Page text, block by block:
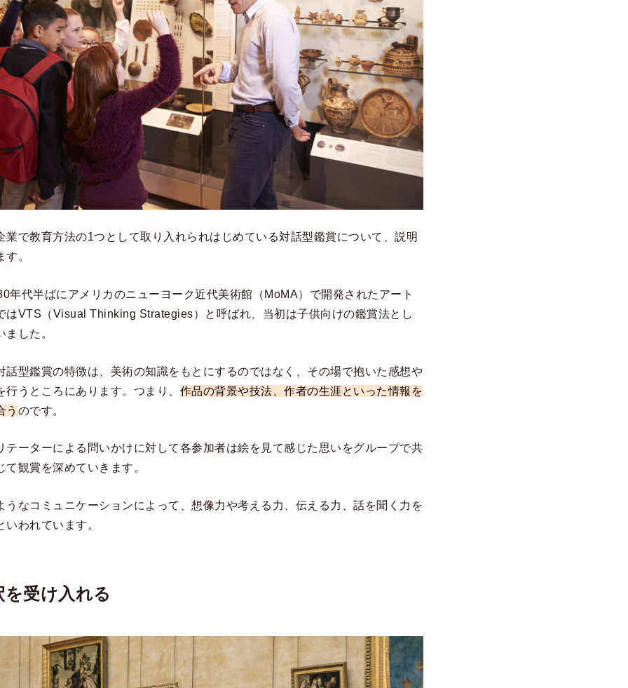
業で教育方法の1つとして取り入れられはじめている対話型鑑賞について、説明
。
年代半ばにアメリカのニューヨーク近代美術館（MoMA）で開発されたアート
はVTS（Visual Thinking Strategies）と呼ばれ、当初は子供向けの鑑賞法とし
した。
話型鑑賞の特徴は、美術の知識をもとにするのではなく、その場で抱いた感想や
うところにあります。つまり、 作品の背景や技法、作者の生涯といった情報を
う のです。
テーターによる問いかけに対して各参加者は絵を見て感じた思いをグループで共
観賞を深めていきます。
うなコミュニケーションによって、想像力や考える力、伝える力、話を聞く力を
われています。
受け入れる